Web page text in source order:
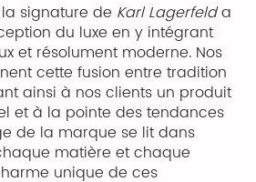
signature de Karl Lagerfelda
du luxe en y intégrant
et résolument moderne. Nos
cette fusion entre tradition
ainsi à nos clients un produit
et à la pointe des tendances
de la marque se lit dans
matière et chaque
unique de ces